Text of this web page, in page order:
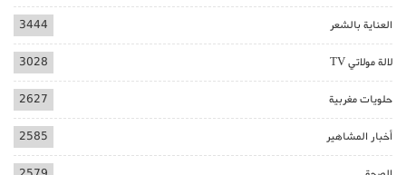
العناية بالشعر 3444
لالة مولاتي TV 3028
حلويات مغربية 2627
أخبار المشاهير 2585